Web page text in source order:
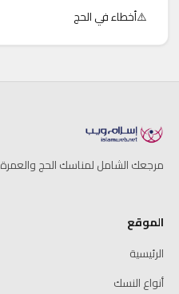
⚠️أخطاء في الحج
مرجعك الشامل لمناسك الحج والعمرة
الموقع
الرئيسية
أنواع النسك